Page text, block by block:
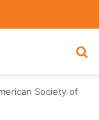
Society of